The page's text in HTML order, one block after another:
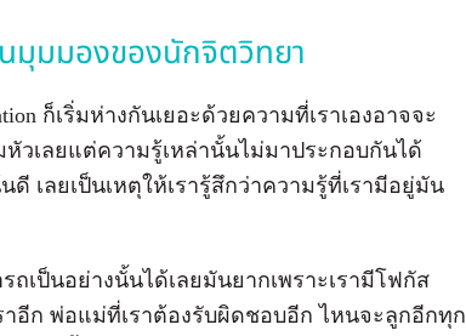
มุมมองของนักจิตวิทยา
ก็เริ่มห่างกันเยอะด้วยความที่เราเองอาจจะ
วเลยแต่ความรู้เหล่านั้นไม่มาประกอบกันได้
เลยเป็นเหตุให้เรารู้สึกว่าความรู้ที่เรามีอยู่มัน
เป็นอย่างนั้นได้เลยมันยากเพราะเรามีโฟกัส
าอีก พ่อแม่ที่เราต้องรับผิดชอบอีก ไหนจะลูกอีกทุก